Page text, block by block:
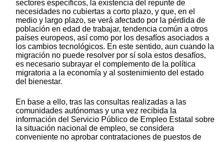
sectores específicos, la existencia del repunte de
necesidades no cubiertas a corto plazo, y que, en el
medio y largo plazo, se verá afectado por la pérdida de
población en edad de trabajar, tendencia común a otros
países europeos, así como por los desafíos asociados a
los cambios tecnológicos. En este sentido, aun cuando la
migración no puede resolver por sí sola estos desafíos,
es necesario subrayar el complemento de la política
migratoria a la economía y al sostenimiento del estado
del bienestar.
En base a ello, tras las consultas realizadas a las
comunidades autónomas y una vez recibida la
información del Servicio Público de Empleo Estatal sobre
la situación nacional de empleo, se considera
conveniente no aprobar contrataciones de puestos de